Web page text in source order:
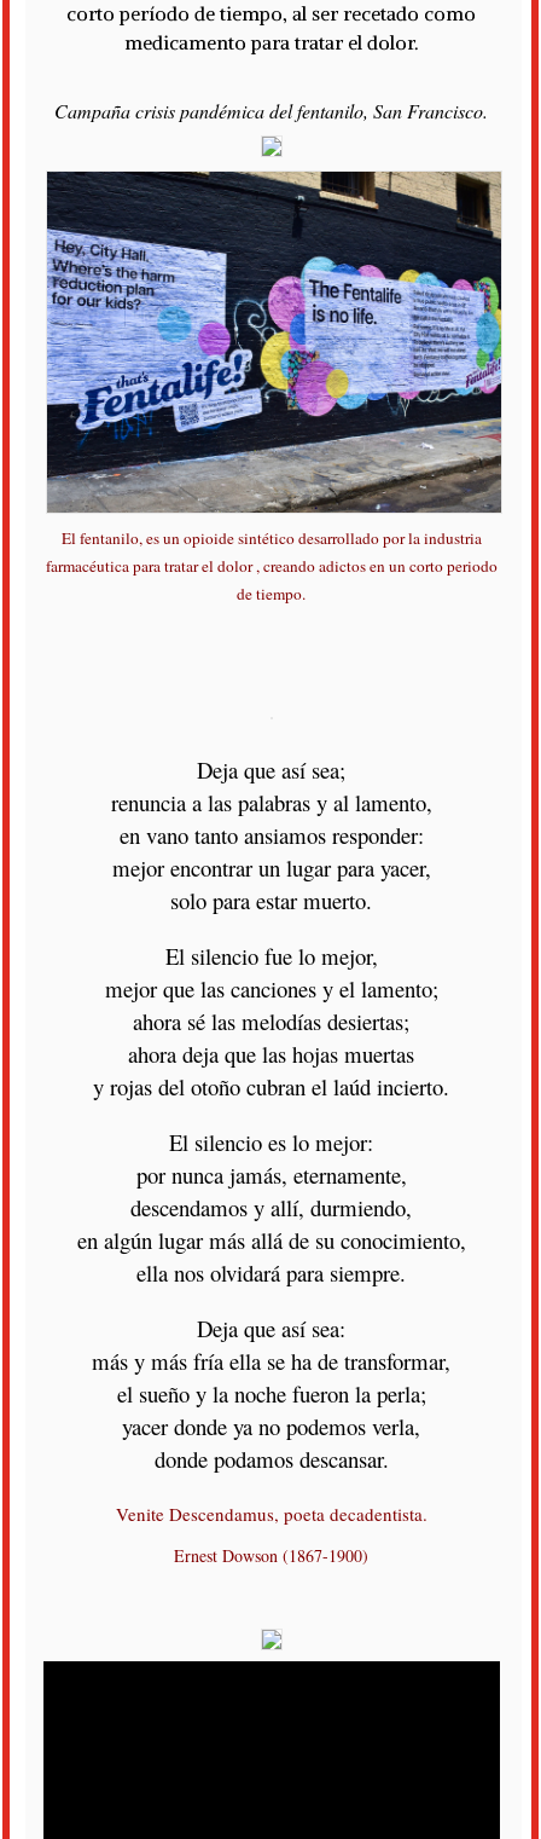
corto período de tiempo, al ser recetado como
medicamento para tratar el dolor.
Campaña crisis pandémica del fentanilo, San Francisco.
El fentanilo, es un opioide sintético desarrollado por la industria
farmacéuticapara tratar el dolor , creando adictos en un corto periodo
de tiempo.
Deja que así sea;
renuncia a las palabras y al lamento,
en vano tanto ansiamos responder:
mejor encontrar un lugar para yacer,
solo para estar muerto.
El silencio fue lo mejor,
mejor que las canciones y el lamento;
ahora sé las melodías desiertas;
ahora deja que las hojas muertas
y rojas del otoño cubran el laúd incierto.
El silencio es lo mejor:
por nunca jamás, eternamente,
descendamos y allí, durmiendo,
en algún lugar más allá de su conocimiento,
ella nos olvidará para siempre.
Deja que así sea:
más y más fría ella se ha de transformar,
el sueño y la noche fueron la perla;
yacer donde ya no podemos verla,
donde podamos descansar.
Venite Descendamus, poeta decadentista.
Ernest Dowson (1867-1900)